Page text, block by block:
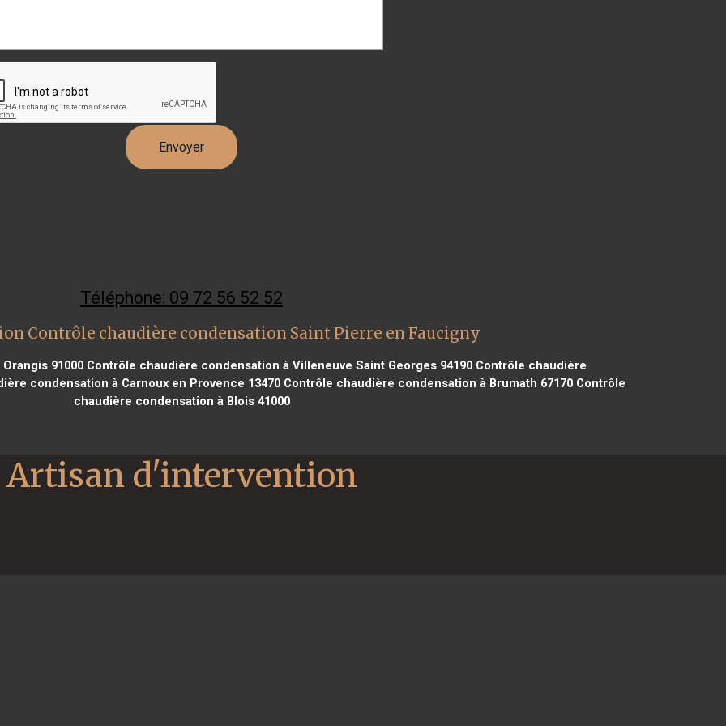
Téléphone: 09 72 56 52 52
Contrôle chaudière condensation Saint Pierre en Faucigny
91000 Contrôle chaudière condensation à Villeneuve Saint Georges 94190 Contrôle chaudière
condensation à Carnoux en Provence 13470 Contrôle chaudière condensation à Brumath 67170 Contrôle
chaudière condensation à Blois 41000
Artisan d'intervention